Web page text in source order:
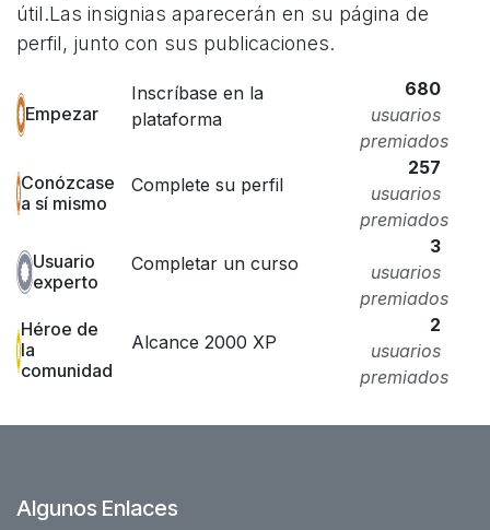
útil.Las insignias aparecerán en su página de
perfil, junto con sus publicaciones.
Empezar
Inscríbase en la
plataforma
680
usuarios
premiados
Conózcase
a sí mismo
Complete su perfil
257
usuarios
premiados
Usuario
experto
Completar un curso
3
usuarios
premiados
Héroe de
la
comunidad
Alcance 2000 XP
2
usuarios
premiados
Algunos Enlaces